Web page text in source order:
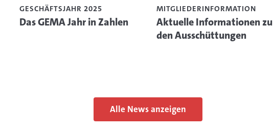
GESCHÄFTSJAHR 2025
Das GEMA Jahr in Zahlen
MITGLIEDERINFORMATION
Aktuelle Informationen zu
den Ausschüttungen
Alle News anzeigen